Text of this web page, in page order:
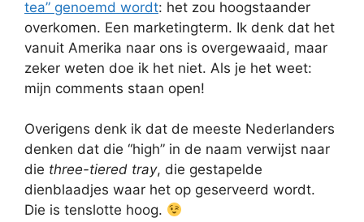
tea” genoemd wordt: het zou hoogstaander
overkomen. Een marketingterm. Ik denk dat het
vanuit Amerika naar ons is overgewaaid, maar
zeker weten doe ik het niet. Als je het weet:
mijn comments staan open!
Overigens denk ik dat de meeste Nederlanders
denken dat die “high” in de naam verwijst naar
die three-tiered tray, die gestapelde
dienblaadjes waar het op geserveerd wordt.
Die is tenslotte hoog.